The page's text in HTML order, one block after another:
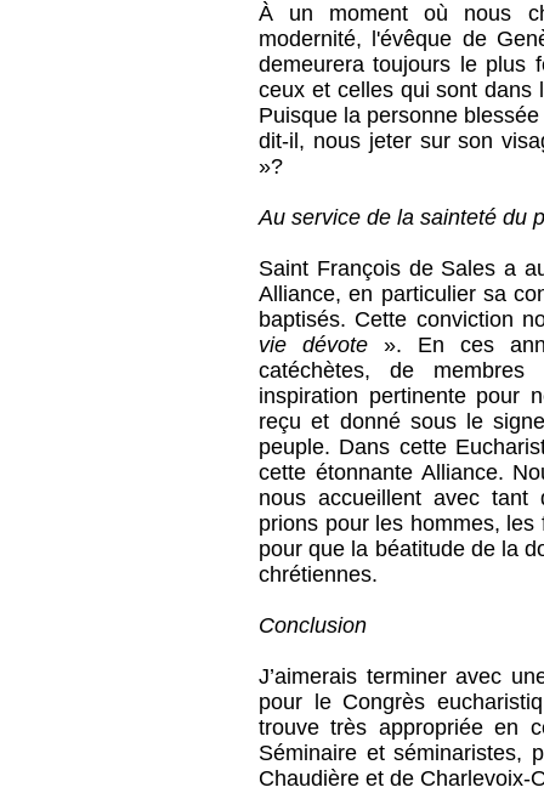
À un moment où nous
modernité, l'évêque de
demeurera toujours le plus
ceux et celles qui sont dans
Puisque la personne
dit-il, nous jeter sur son
»?
Au service de la sainteté du
Saint François de Sales a
Alliance, en particulier sa
baptisés. Cette conviction
vie dévote ». En ces
catéchètes, de
inspiration pertinente pour
reçu et donné sous le
peuple. Dans cette
cette étonnante Alliance.
nous accueillent avec tant
prions pour les hommes,
pour que la béatitude de la
chrétiennes.
Conclusion
J’aimerais terminer avec
pour le Congrès
trouve très appropriée en
Séminaire et séminaristes,
Chaudière et de Charlevoix-